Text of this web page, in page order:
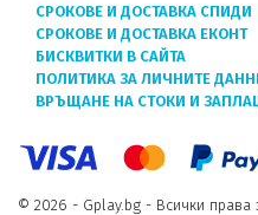
СРОКОВЕ И ДОСТАВКА СПИДИ
СРОКОВЕ И ДОСТАВКА ЕКОНТ
БИСКВИТКИ В САЙТА
ПОЛИТИКА ЗА ЛИЧНИТЕ
ВРЪЩАНЕ НА СТОКИ И
© 2026 - Gplay.bg - Всички права